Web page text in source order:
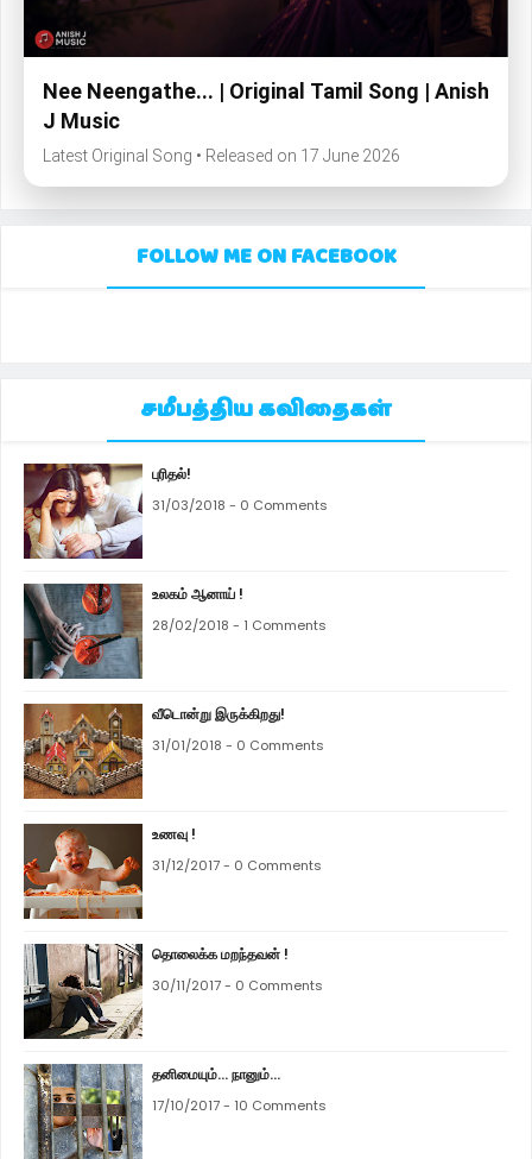
Nee Neengathe... | Original Tamil Song | Anish
J Music
Latest Original Song • Released on 17 June 2026
FOLLOW ME ON FACEBOOK
சமீபத்திய கவிதைகள்
புரிதல்!
31/03/2018 - 0 Comments
உலகம் ஆனாய் !
28/02/2018 - 1 Comments
வீடொன்று இருக்கிறது!
31/01/2018 - 0 Comments
உணவு !
31/12/2017 - 0 Comments
தொலைக்க மறந்தவன் !
30/11/2017 - 0 Comments
தனிமையும்... நானும்...
17/10/2017 - 10 Comments